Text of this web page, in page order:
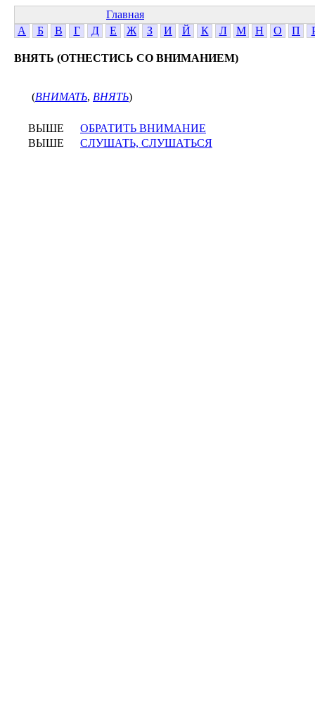
Главная
А
Б В Г Д Е Ж З И Й К Л М Н О П
ВНЯТЬ (ОТНЕСТИСЬ СО ВНИМАНИЕМ)
(ВНИМАТЬ, ВНЯТЬ)
ВЫШЕ
ОБРАТИТЬ ВНИМАНИЕ
ВЫШЕ
СЛУШАТЬ, СЛУШАТЬСЯ